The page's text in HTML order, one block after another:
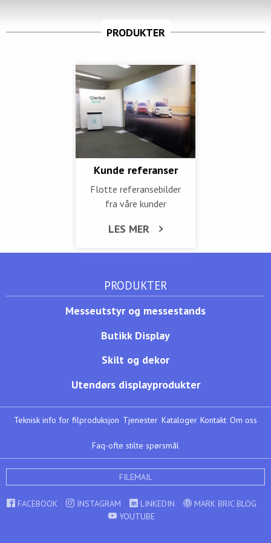
PRODUKTER
Kunde referanser
Flotte referansebilder
fra våre kunder
LES MER
PRODUKTER
Messeutstyr og messestands
Butikk Display
Skilt og dekor
Utendørs displayprodukter
Teknisk info for filproduksjon Tjenester Kataloger Kontakt Om oss
Faq-ofte stilte spørsmål
FILEMAIL
FACEBOOK INSTAGRAM LINKEDIN
MARK BRIC BLOG
YOUTUBE